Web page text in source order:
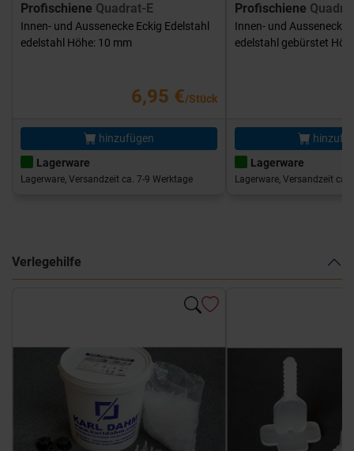
Profischiene Quadrat-E
Innen- und Aussenecke Eckig Edelstahl
edelstahl Höhe: 10 mm
6,95 €/Stück
hinzufügen
Lagerware
Lagerware, Versandzeit ca. 7-9 Werktage
Profischiene
Innen- und Aussenecke
edelstahl gebürstet
Lagerware
Lagerware, Versandzeit ca.
Verlegehilfe